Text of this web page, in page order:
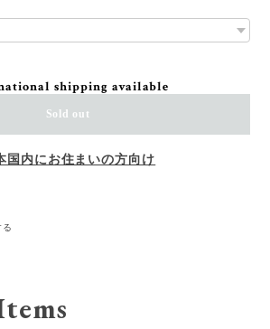
shipping available
Sold out
国内にお住まいの方向け